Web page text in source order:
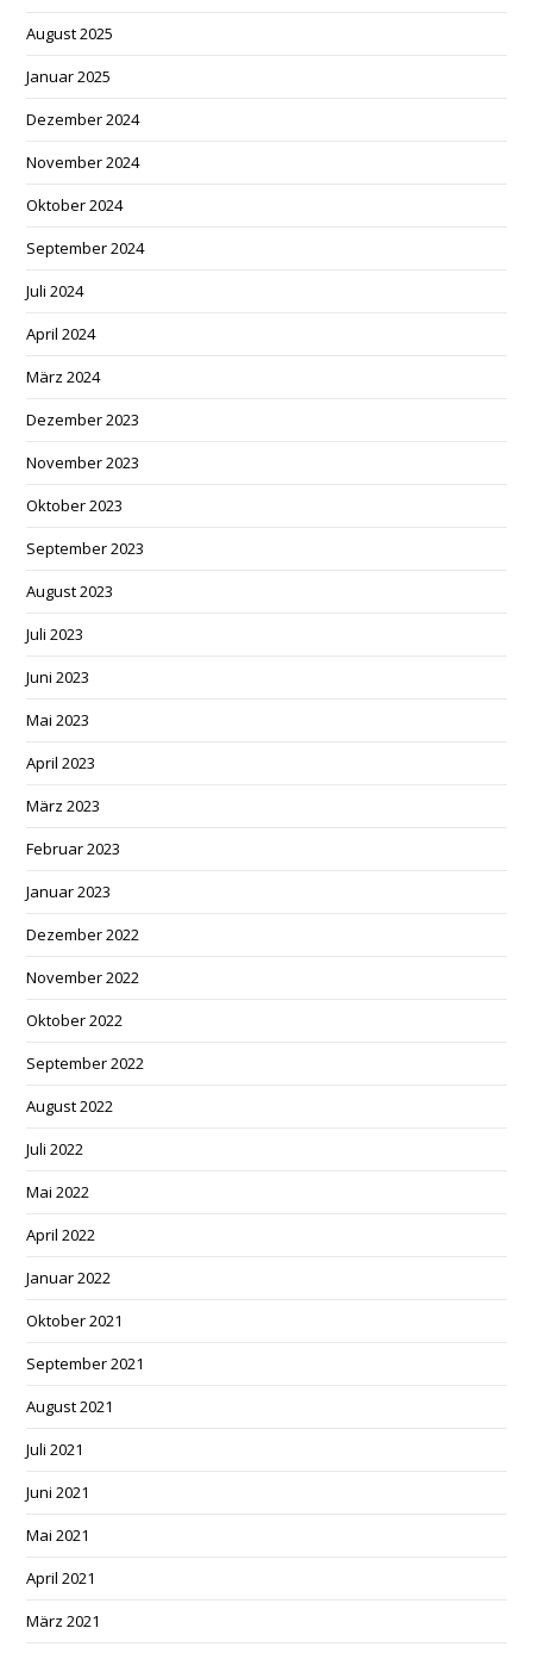
August 2025
Januar 2025
Dezember 2024
November 2024
Oktober 2024
September 2024
Juli 2024
April 2024
März 2024
Dezember 2023
November 2023
Oktober 2023
September 2023
August 2023
Juli 2023
Juni 2023
Mai 2023
April 2023
März 2023
Februar 2023
Januar 2023
Dezember 2022
November 2022
Oktober 2022
September 2022
August 2022
Juli 2022
Mai 2022
April 2022
Januar 2022
Oktober 2021
September 2021
August 2021
Juli 2021
Juni 2021
Mai 2021
April 2021
März 2021